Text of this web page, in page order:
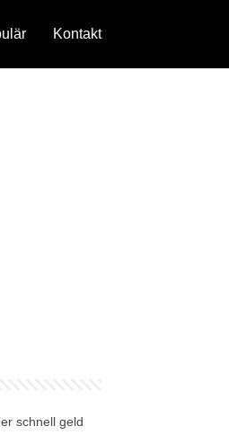
Kontakt
schnell geld